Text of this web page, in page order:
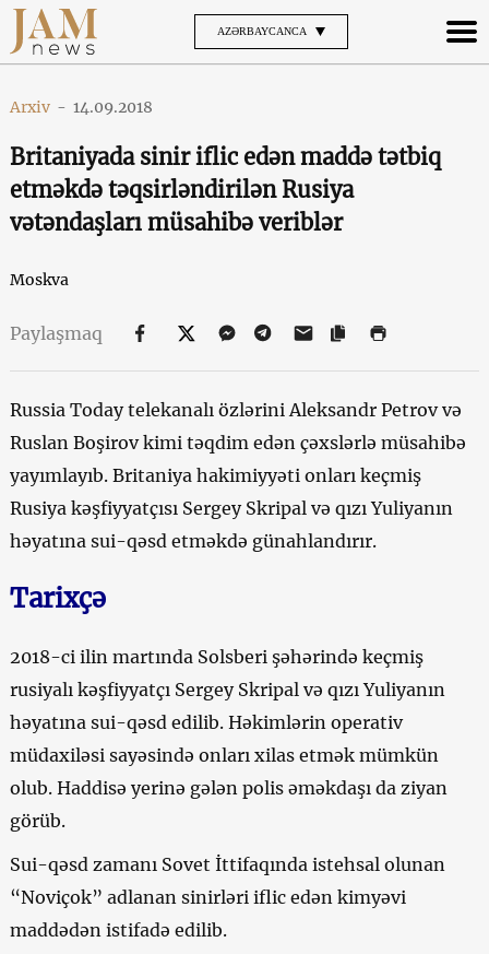
AZƏRBAYCANCA
Arxiv - 14.09.2018
Britaniyada sinir iflic edən maddə tətbiq
etməkdə təqsirləndirilən Rusiya
vətəndaşları müsahibə veriblər
Moskva
Paylaşmaq
Russia Today telekanalı özlərini Aleksandr Petrov və
Ruslan Boşirov kimi təqdim edən çəxslərlə müsahibə
yayımlayıb. Britaniya hakimiyyəti onları keçmiş
Rusiya kəşfiyyatçısı Sergey Skripal və qızı Yuliyanın
həyatına sui-qəsd etməkdə günahlandırır.
Tarixçə
2018-ci ilin martında Solsberi şəhərində keçmiş
rusiyalı kəşfiyyatçı Sergey Skripal və qızı Yuliyanın
həyatına sui-qəsd edilib. Həkimlərin operativ
müdaxiləsi sayəsində onları xilas etmək mümkün
olub. Haddisə yerinə gələn polis əməkdaşı da ziyan
görüb.
Sui-qəsd zamanı Sovet İttifaqında istehsal olunan
“Noviçok” adlanan sinirləri iflic edən kimyəvi
maddədən istifadə edilib.